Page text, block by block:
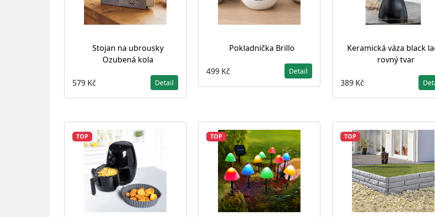
Stojan na ubrousky
Ozubená kola
579 Kč Detail
Pokladnička Brillo
499 Kč Detail
Keramická váza black
rovný tvar
389 Kč
TOP TOP TOP